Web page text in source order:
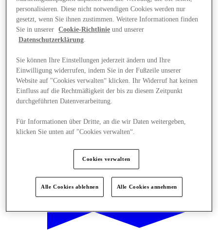
Angebote
personalisieren. Diese nicht notwendigen Cookies werden nur
gesetzt, wenn Sie ihnen zustimmen. Weitere Informationen finden
Sie in unserer
Cookie-Richtlinie und unserer
Datenschutzerklärung
Sie können Ihre Einstellungen jederzeit ändern und Ihre
Einwilligung widerrufen, indem Sie in der Fußzeile unserer
Website auf "Cookies verwalten“ klicken. Ihr Widerruf hat keinen
Einfluss auf die Rechtmäßigkeit der bis zu diesem Zeitpunkt
durchgeführten Datenverarbeitung.
Für Informationen über Dritte, an die wir Daten weitergeben,
klicken Sie unten auf "Cookies verwalten“.
Cookies verwalten
Alle Cookies ablehnen Alle Cookies annehmen